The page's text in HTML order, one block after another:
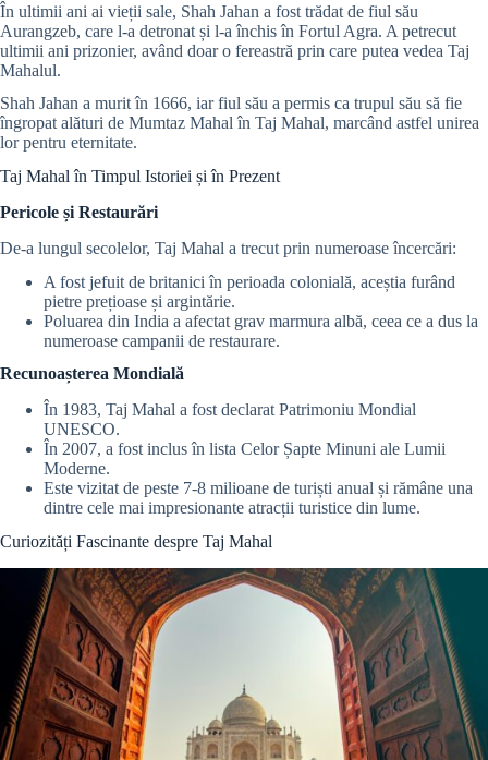
În ultimii ani ai vieții sale, Shah Jahan a fost trădat de fiul său
Aurangzeb, care l-a detronat și l-a închis în Fortul Agra. A petrecut
ultimii ani prizonier, având doar o fereastră prin care putea vedea Taj
Mahalul.
Shah Jahan a murit în 1666, iar fiul său a permis ca trupul său să fie
îngropat alături de Mumtaz Mahal în Taj Mahal, marcând astfel unirea
lor pentru eternitate.
Taj Mahal în Timpul Istoriei și în Prezent
Pericole și Restaurări
De-a lungul secolelor, Taj Mahal a trecut prin numeroase încercări:
A fost jefuit de britanici în perioada colonială, aceștia furând
pietre prețioase și argintărie.
Poluarea din India a afectat grav marmura albă, ceea ce a dus la
numeroase campanii de restaurare.
Recunoașterea Mondială
În 1983, Taj Mahal a fost declarat Patrimoniu Mondial
UNESCO.
În 2007, a fost inclus în lista Celor Șapte Minuni ale Lumii
Moderne.
Este vizitat de peste 7-8 milioane de turiști anual și rămâne una
dintre cele mai impresionante atracții turistice din lume.
Curiozități Fascinante despre Taj Mahal